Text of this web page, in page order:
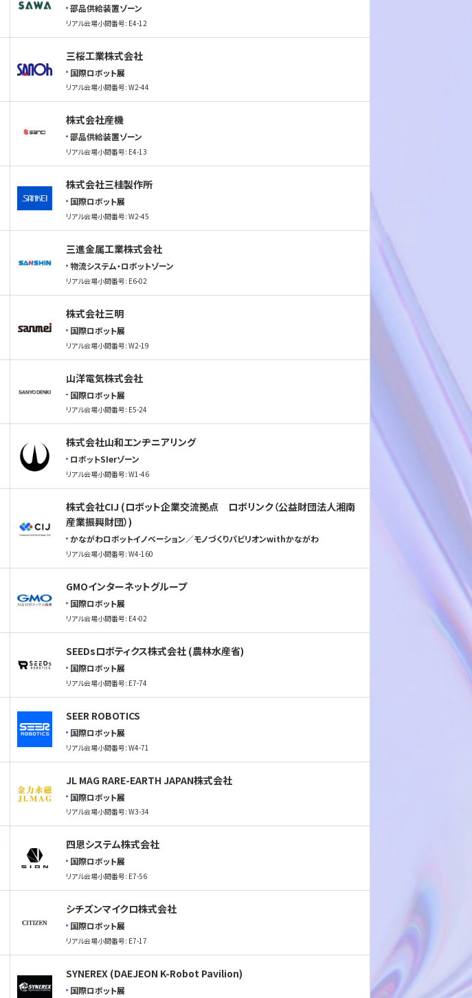
部品供給装置ゾーン
リアル会場小間番号: E4-12
三桜工業株式会社
国際ロボット展
リアル会場小間番号: W2-44
株式会社産機
部品供給装置ゾーン
リアル会場小間番号: E4-13
株式会社三桂製作所
国際ロボット展
リアル会場小間番号: W2-45
三進金属工業株式会社
物流システム・ロボットゾーン
リアル会場小間番号: E6-02
株式会社三明
国際ロボット展
リアル会場小間番号: W2-19
山洋電気株式会社
国際ロボット展
リアル会場小間番号: E5-24
株式会社山和エンヂニアリング
ロボットSIerゾーン
リアル会場小間番号: W1-46
株式会社CIJ (ロボット企業交流拠点 ロボリンク（公益財団法人湘南
産業振興財団）)
かながわロボットイノベーション／モノづくりパビリオンwithかながわ
リアル会場小間番号: W4-160
GMOインターネットグループ
国際ロボット展
リアル会場小間番号: E4-02
SEEDsロボティクス株式会社 (農林水産省)
国際ロボット展
リアル会場小間番号: E7-74
SEER ROBOTICS
国際ロボット展
リアル会場小間番号: W4-71
JL MAG RARE-EARTH JAPAN株式会社
国際ロボット展
リアル会場小間番号: W3-34
四恩システム株式会社
国際ロボット展
リアル会場小間番号: E7-56
シチズンマイクロ株式会社
国際ロボット展
リアル会場小間番号: E7-17
SYNEREX (DAEJEON K-Robot Pavilion)
国際ロボット展